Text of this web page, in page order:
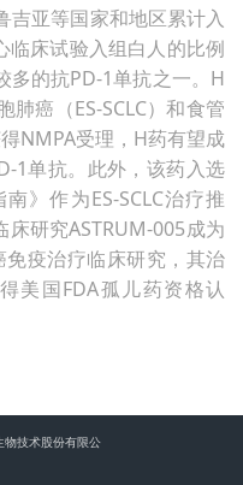
吉亚等国家和地区累计入
临床试验入组白人的比例
多的抗PD-1单抗之一。H
癌（ES-SCLC）和食管
NMPA受理，H药有望成
1单抗。此外，该药入选
》作为ES-SCLC治疗推
床研究ASTRUM-005成为
疫治疗临床研究，其治
美国FDA孤儿药资格认
技术股份有限公